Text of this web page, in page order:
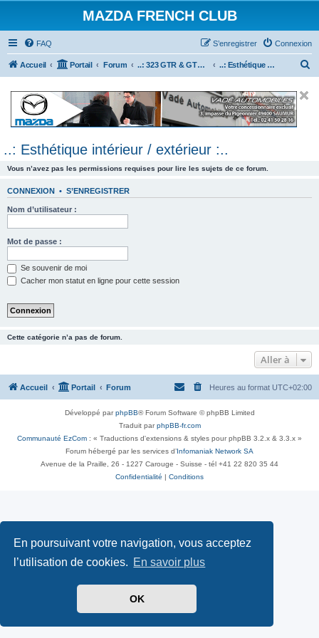
En poursuivant votre navigation, vous acceptez
l’utilisation de cookies. En savoir plus
OK
MAZDA FRENCH CLUB
FAQ Connexion
S’enregistrer
Accueil Portail Forum ..: 323 GTR & GTX :.. ..: Esthétique intérieur / extérieur :..
e
..: Esthétique intérieur / extérieur :..
Vous n’avez pas les permissions requises pour lire les sujets de ce forum.
CONNEXION • S’ENREGISTRER
Nom d’utilisateur :
Mot de passe :
Se souvenir de moi
Cacher mon statut en ligne pour cette session
Cette catégorie n’a pas de forum.
Aller à
Accueil Portail Forum Heures au format UTC+02:00
Développé parphpBB® Forum Software © phpBB Limited
Traduit parphpBB-fr.com
Communauté EzCom : « Traductions d'extensions & styles pour phpBB 3.2.x & 3.3.x »
Forum hébergé par les services d’ Infomaniak Network SA
Avenue de la Praille, 26 - 1227 Carouge - Suisse - tél +41 22 820 35 44
Confidentialité
Conditions